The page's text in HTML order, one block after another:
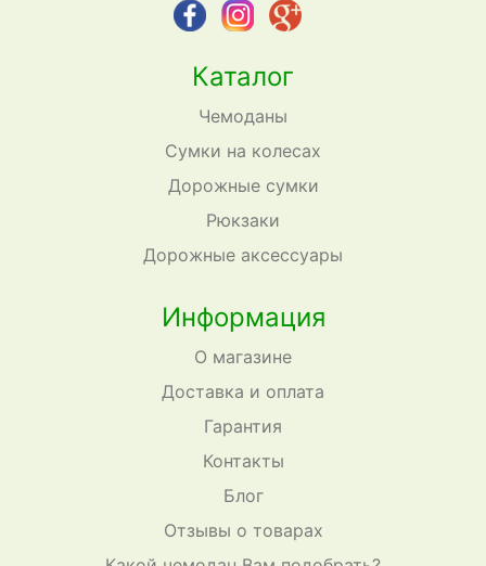
Каталог
Чемоданы
Сумки на колесах
Дорожные сумки
Рюкзаки
Дорожные аксессуары
Информация
О магазине
Доставка и оплата
Гарантия
Контакты
Блог
Отзывы о товарах